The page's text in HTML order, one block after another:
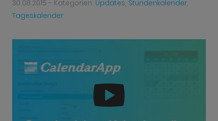
30.08.2015 - Kategorien: Updates, Stundenkalender,
Tageskalender